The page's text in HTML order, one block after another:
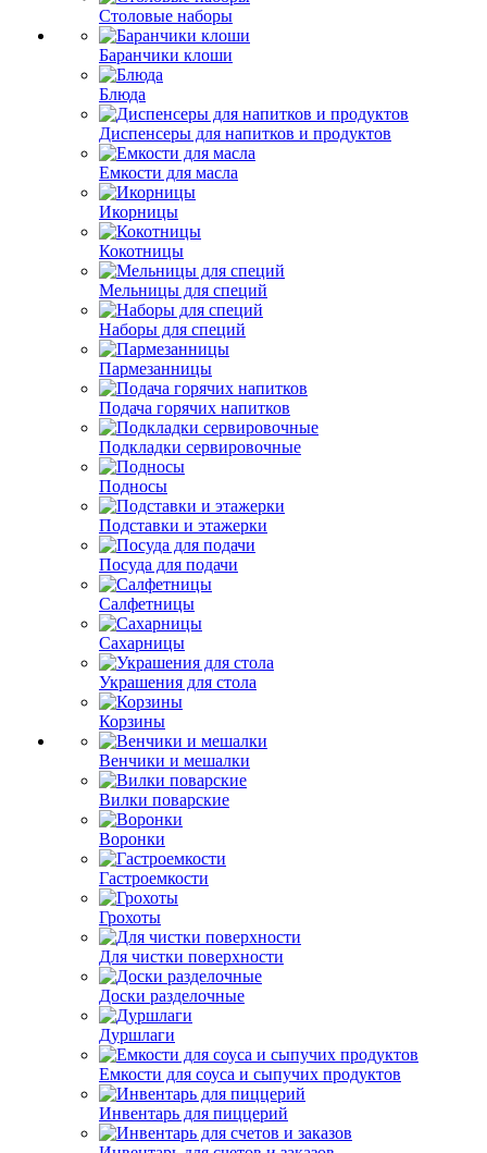
Столовые наборы
Баранчики клоши
Блюда
Диспенсеры для напитков и продуктов
Емкости для масла
Икорницы
Кокотницы
Мельницы для специй
Наборы для специй
Пармезанницы
Подача горячих напитков
Подкладки сервировочные
Подносы
Подставки и этажерки
Посуда для подачи
Салфетницы
Сахарницы
Украшения для стола
Корзины
Венчики и мешалки
Вилки поварские
Воронки
Гастроемкости
Грохоты
Для чистки поверхности
Доски разделочные
Дуршлаги
Емкости для соуса и сыпучих продуктов
Инвентарь для пиццерий